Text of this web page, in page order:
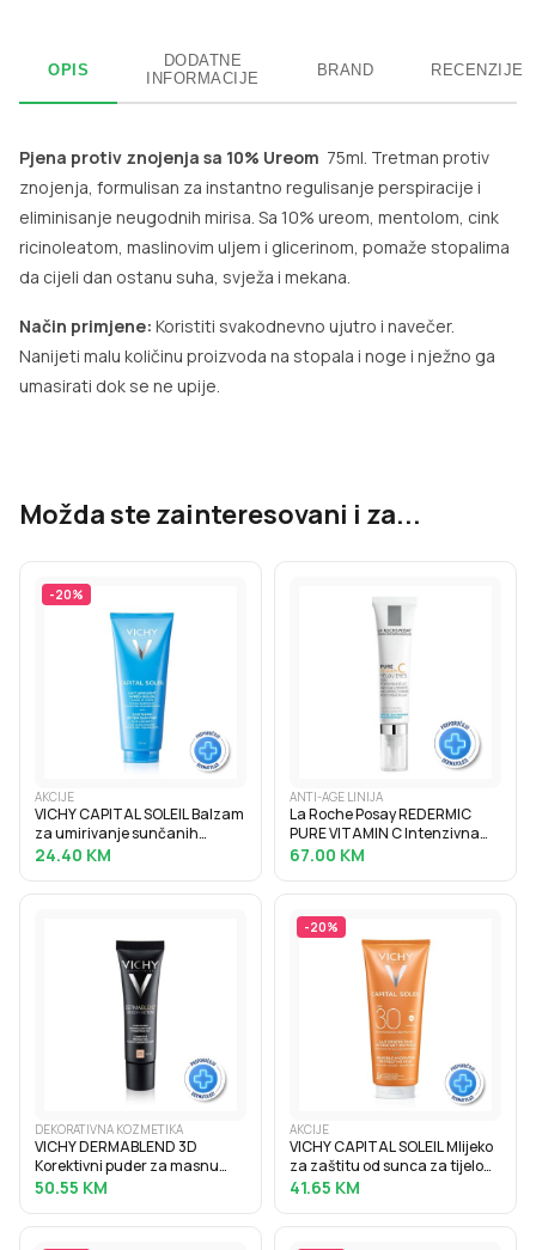
OPIS
DODATNE
INFORMACIJE
BRAND RECENZIJE
Pjena protiv znojenja sa 10% Ureom 75ml. Tretman protiv
znojenja, formulisan za instantno regulisanje perspiracije i
eliminisanje neugodnih mirisa. Sa 10% ureom, mentolom, cink
ricinoleatom, maslinovim uljem i glicerinom, pomaže stopalima
da cijeli dan ostanu suha, svježa i mekana.
Način primjene: Koristiti svakodnevno ujutro i navečer.
Nanijeti malu količinu proizvoda na stopala i noge i nježno ga
umasirati dok se ne upije.
Možda ste zainteresovani i za...
-20%
AKCIJE
VICHY CAPITAL SOLEIL Balzam
za umirivanje sunčanih
opeklina, 100 ml
24.40 KM
ANTI-AGE LINIJA
La Roche Posay REDERMIC
PURE VITAMIN C Intenzivna
krema protiv bora za osjetljivu
67.00 KM
DEKORATIVNA KOZMETIKA
VICHY DERMABLEND 3D
Korektivni puder za masnu
kožu sklonu aknama s visokim
50.55 KM
-20%
AKCIJE
VICHY CAPITAL SOLEIL Mlijeko
za zaštitu od sunca za tijelo
SPF30, obiteljsko pakiranje,
41.65 KM